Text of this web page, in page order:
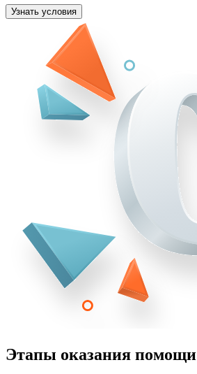
Узнать условия
Этапы оказания помощи